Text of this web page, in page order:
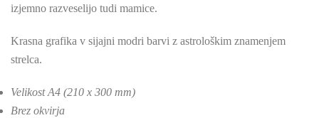
izjemno razveselijo tudi mamice.
Krasna grafika v sijajni modri barvi z astrološkim znamenjem
strelca.
Velikost A4 (210 x 300 mm)
Brez okvirja